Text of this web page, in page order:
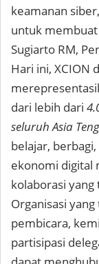
keamanan
untuk membuat
Sugiarto RM,
Hari ini, XCION
dari lebih dari
seluruh Asia
belajar,
ekonomi digital
kolaborasi yang
Organisasi
pembicara,
partisipasi